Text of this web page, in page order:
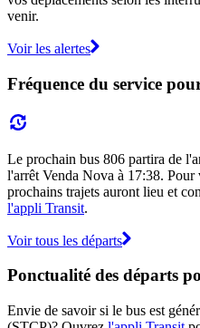
venir.
Voir les alertes
Fréquence du service
Le prochain bus 806 partira de
l'arrêt Venda Nova à 17:38. Pour
prochains trajets auront lieu et
l'appli Transit.
Voir tous les départs
Ponctualité des départs
Envie de savoir si le bus est